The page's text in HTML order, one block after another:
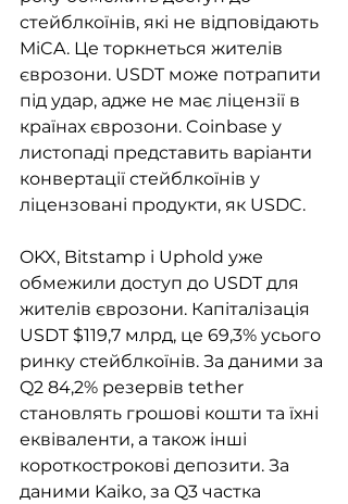
стейблкоїнів, які не відповідають
MiCA. Це торкнеться жителів
єврозони. USDT може потрапити
під удар, адже не має ліцензії в
країнах єврозони. Coinbase у
листопаді представить варіанти
конвертації стейблкоїнів у
ліцензовані продукти, як USDC.
OKX, Bitstamp і Uphold уже
обмежили доступ до USDT для
жителів єврозони. Капіталізація
USDT $119,7 млрд, це 69,3% усього
ринку стейблкоїнів. За даними за
Q2 84,2% резервів tether
становлять грошові кошти та їхні
еквіваленти, а також інші
короткострокові депозити. За
даними Kaiko, за Q3 частка